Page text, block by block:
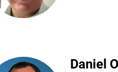
Daniel